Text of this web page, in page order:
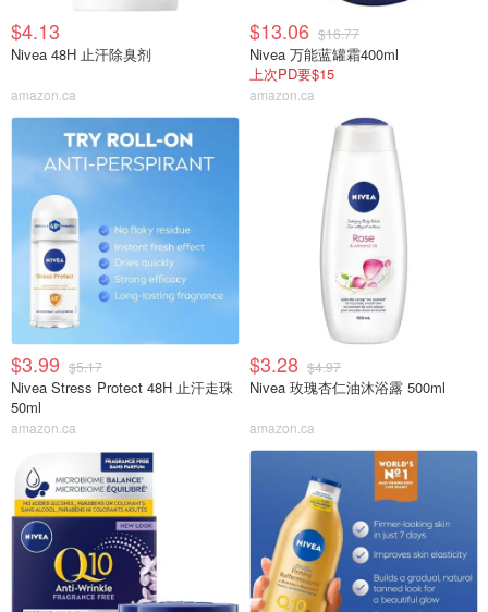
$4.13
Nivea 48H 止汗除臭剂
amazon.ca
$13.06 $16.77
Nivea 万能蓝罐霜400ml
上次PD要$15
amazon.ca
$3.99 $5.17
Nivea Stress Protect 48H 止汗走珠
50ml
amazon.ca
$3.28 $4.97
Nivea 玫瑰杏仁油沐浴露 500ml
amazon.ca